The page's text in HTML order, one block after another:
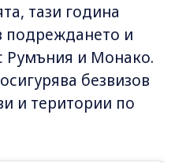
тази година
подреждането и
Румъния и Монако.
безвизов
и територии по